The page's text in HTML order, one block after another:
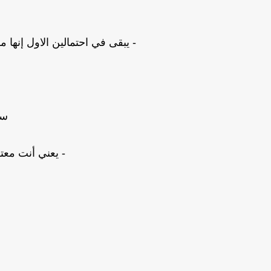
- يبقى في احتمالين الاول
- يعني أنت